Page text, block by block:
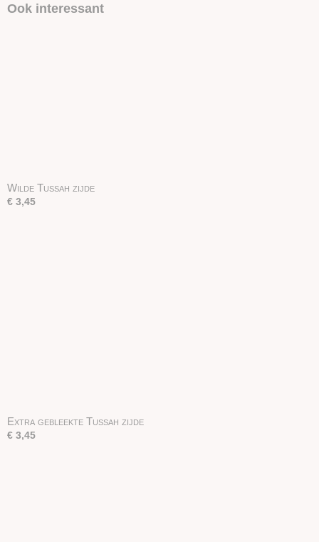
Ook interessant
Wilde Tussah zijde
€ 3,45
Extra gebleekte Tussah zijde
€ 3,45